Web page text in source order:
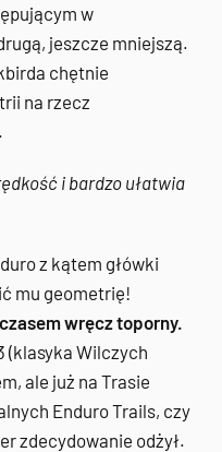
w
jeszcze mniejszą.
chętnie
na rzecz
i bardzo ułatwia
z kątem główki
mu geometrię!
wręcz toporny.
(klasyka Wilczych
ale już na Trasie
Enduro Trails, czy
zdecydowanie odżył.